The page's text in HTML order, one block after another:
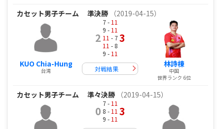
カセット男子チーム 準決勝 （2019-04-15）
KUO Chia-Hung
台湾
2
7 - 11
9 - 11
11 - 7
11 - 8
9 - 11
3
対戦結果
林詩棟
中国
世界ランク 6位
カセット男子チーム 準々決勝 （2019-04-15）
0
7 - 11
8 - 11
9 - 11
3